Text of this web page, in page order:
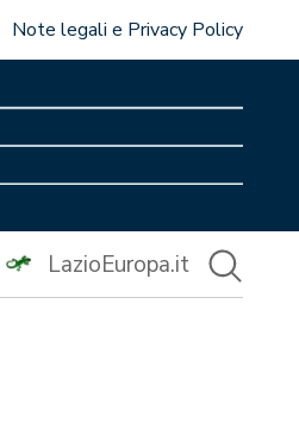
Note legali e Privacy Policy
LazioEuropa.it